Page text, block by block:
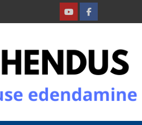
YoutubeFacebook